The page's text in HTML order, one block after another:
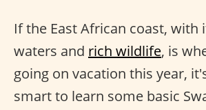
If the East African coast, with
waters and rich wildlife, is
going on vacation this year,
smart to learn some basic